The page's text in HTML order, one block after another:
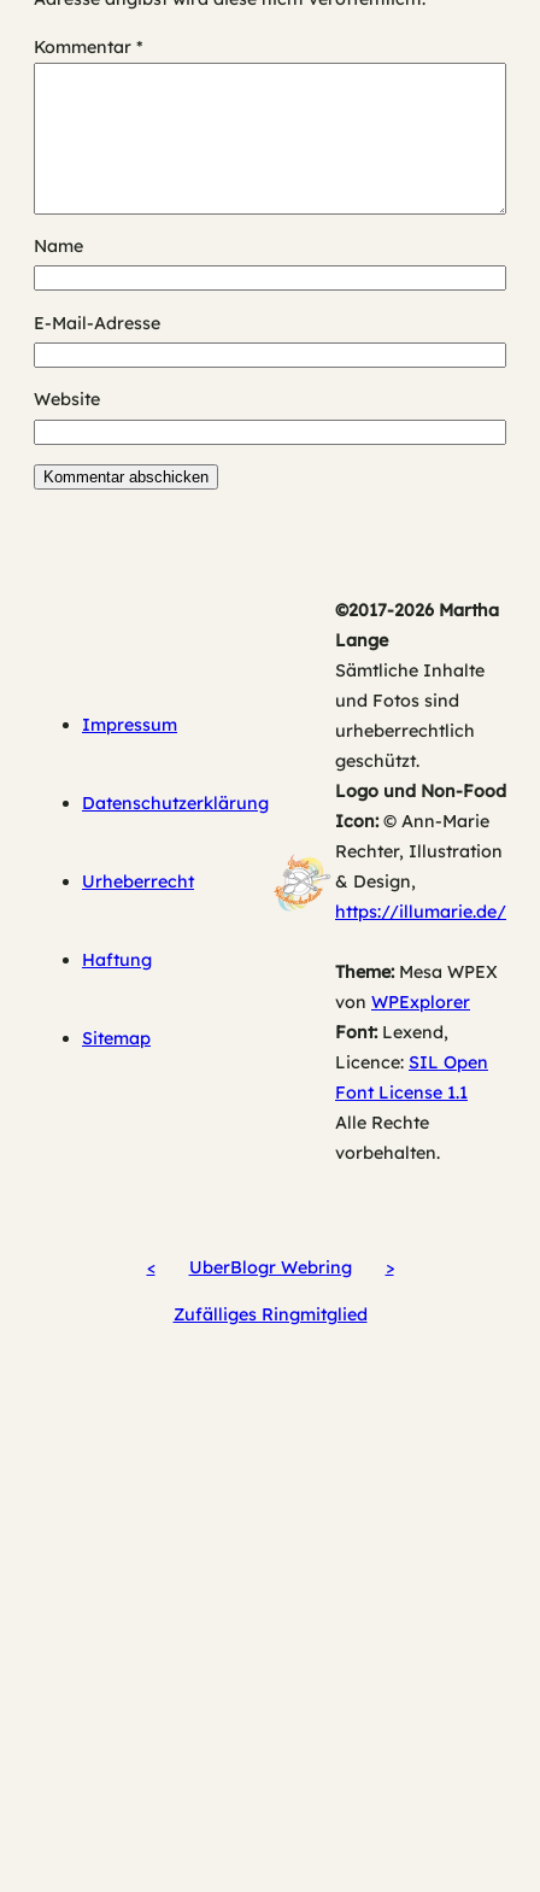
Kommentar *
Name
E-Mail-Adresse
Website
Impressum
Datenschutzerklärung
Urheberrecht
Haftung
Sitemap
©2017-2026 Martha
Lange
Sämtliche Inhalte
und Fotos sind
urheberrechtlich
geschützt.
Logo und Non-Food
Icon:© Ann-Marie
Rechter, Illustration
& Design,
https://illumarie.de/
Theme:Mesa WPEX
von WPExplorer
Font:Lexend,
Licence: SIL Open
Font License 1.1
Alle Rechte
vorbehalten.
< UberBlogr Webring >
Zufälliges Ringmitglied